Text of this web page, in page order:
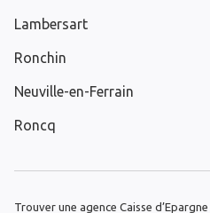
Lambersart
Ronchin
Neuville-en-Ferrain
Roncq
Trouver une agence Caisse d’Epargne